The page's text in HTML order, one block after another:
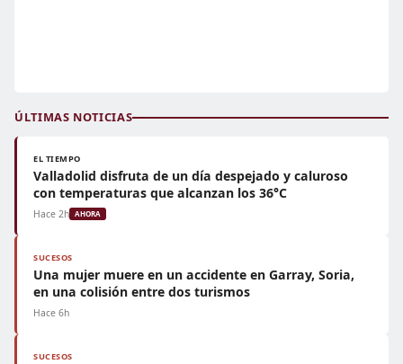
ÚLTIMAS NOTICIAS
EL TIEMPO
Valladolid disfruta de un día despejado y caluroso
con temperaturas que alcanzan los 36°C
Hace 2h AHORA
SUCESOS
Una mujer muere en un accidente en Garray, Soria,
en una colisión entre dos turismos
Hace 6h
SUCESOS